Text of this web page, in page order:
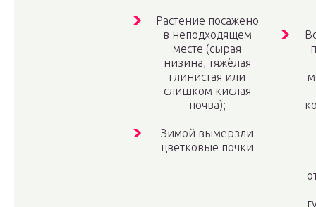
Растение посажено
в неподходящем
месте (сырая
низина, тяжёлая
глинистая или
слишком кислая
почва);
Зимой вымерзли
цветковые почки